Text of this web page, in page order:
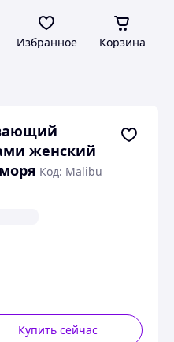
Избранное Корзина
женский
Код: Malibu
Купить сейчас